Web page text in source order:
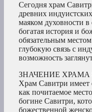
Сегодня храм
древних
маяком духовности
богатая история и
обязательным
глубокую связь с
возможность
ЗНАЧЕНИЕ
Храм Савитри имеет
как почитаемое
богине Савитри,
божественной